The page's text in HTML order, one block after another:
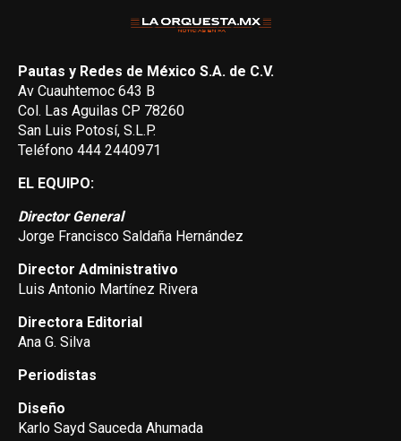
Pautas y Redes de México S.A. de C.V.
Av Cuauhtemoc 643 B
Col. Las Aguilas CP 78260
San Luis Potosí, S.L.P.
Teléfono 444 2440971
EL EQUIPO:
Director General
Jorge Francisco Saldaña Hernández
Director Administrativo
Luis Antonio Martínez Rivera
Directora Editorial
Ana G. Silva
Periodistas
Diseño
Karlo Sayd Sauceda Ahumada